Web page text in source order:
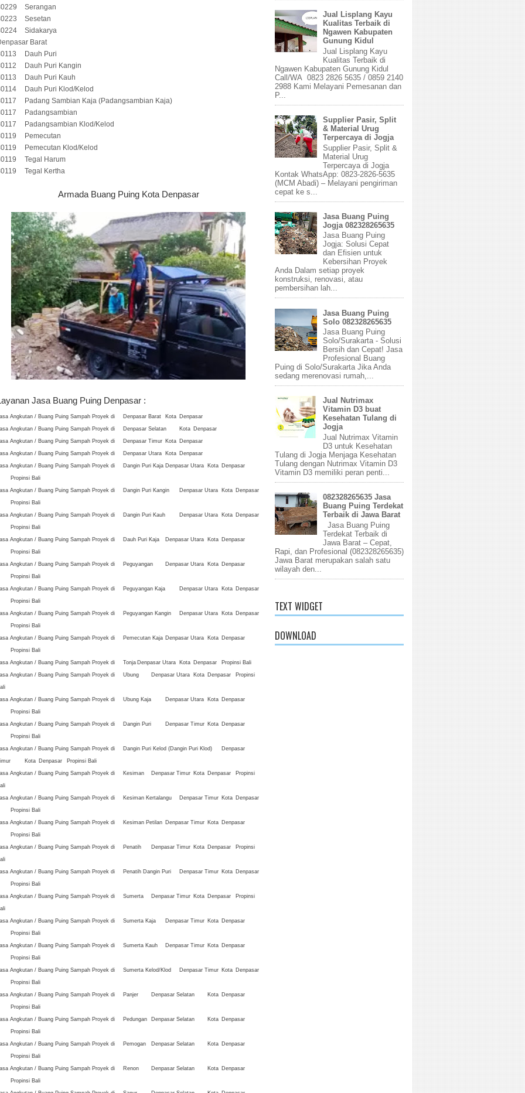
Serangan
Sesetan
Sidakarya
Barat
Dauh Puri
Dauh Puri Kangin
Dauh Puri Kauh
Dauh Puri Klod/Kelod
Padang Sambian Kaja (Padangsambian Kaja)
Padangsambian
Padangsambian Klod/Kelod
Pemecutan
Pemecutan Klod/Kelod
Tegal Harum
Tegal Kertha
Armada Buang Puing Kota Denpasar
Jasa Buang Puing Denpasar :
Angkutan / Buang Puing Sampah Proyek di Denpasar Barat Kota Denpasar
Angkutan / Buang Puing Sampah Proyek di Denpasar Selatan Kota Denpasar
Angkutan / Buang Puing Sampah Proyek di Denpasar Timur Kota Denpasar
Angkutan / Buang Puing Sampah Proyek di Denpasar Utara Kota Denpasar
Angkutan / Buang Puing Sampah Proyek di Dangin Puri Kaja Denpasar Utara Kota Denpasar
Propinsi Bali
Angkutan / Buang Puing Sampah Proyek di Dangin Puri Kangin Denpasar Utara Kota Denpasar
Propinsi Bali
Angkutan / Buang Puing Sampah Proyek di Dangin Puri Kauh Denpasar Utara Kota Denpasar
Propinsi Bali
Angkutan / Buang Puing Sampah Proyek di Dauh Puri Kaja Denpasar Utara Kota Denpasar
Propinsi Bali
Angkutan / Buang Puing Sampah Proyek di Peguyangan Denpasar Utara Kota Denpasar
Propinsi Bali
Angkutan / Buang Puing Sampah Proyek di Peguyangan Kaja Denpasar Utara Kota Denpasar
Propinsi Bali
Angkutan / Buang Puing Sampah Proyek di Peguyangan Kangin Denpasar Utara Kota Denpasar
Propinsi Bali
Angkutan / Buang Puing Sampah Proyek di Pemecutan Kaja Denpasar Utara Kota Denpasar
Propinsi Bali
Angkutan / Buang Puing Sampah Proyek di Tonja Denpasar Utara Kota Denpasar Propinsi Bali
Angkutan / Buang Puing Sampah Proyek di Ubung Denpasar Utara Kota Denpasar Propinsi
Angkutan / Buang Puing Sampah Proyek di Ubung Kaja Denpasar Utara Kota Denpasar
Propinsi Bali
Angkutan / Buang Puing Sampah Proyek di Dangin Puri Denpasar Timur Kota Denpasar
Propinsi Bali
Angkutan / Buang Puing Sampah Proyek di Dangin Puri Kelod (Dangin Puri Klod) Denpasar
Kota Denpasar Propinsi Bali
Angkutan / Buang Puing Sampah Proyek di Kesiman Denpasar Timur Kota Denpasar Propinsi
Angkutan / Buang Puing Sampah Proyek di Kesiman Kertalangu Denpasar Timur Kota Denpasar
Propinsi Bali
Angkutan / Buang Puing Sampah Proyek di Kesiman Petilan Denpasar Timur Kota Denpasar
Propinsi Bali
Angkutan / Buang Puing Sampah Proyek di Penatih Denpasar Timur Kota Denpasar Propinsi
Angkutan / Buang Puing Sampah Proyek di Penatih Dangin Puri Denpasar Timur Kota Denpasar
Propinsi Bali
Angkutan / Buang Puing Sampah Proyek di Sumerta Denpasar Timur Kota Denpasar Propinsi
Angkutan / Buang Puing Sampah Proyek di Sumerta Kaja Denpasar Timur Kota Denpasar
Propinsi Bali
Angkutan / Buang Puing Sampah Proyek di Sumerta Kauh Denpasar Timur Kota Denpasar
Propinsi Bali
Angkutan / Buang Puing Sampah Proyek di Sumerta Kelod/Klod Denpasar Timur Kota Denpasar
Propinsi Bali
Angkutan / Buang Puing Sampah Proyek di Panjer Denpasar Selatan Kota Denpasar
Propinsi Bali
Angkutan / Buang Puing Sampah Proyek di Pedungan Denpasar Selatan Kota Denpasar
Propinsi Bali
Angkutan / Buang Puing Sampah Proyek di Pemogan Denpasar Selatan Kota Denpasar
Propinsi Bali
Angkutan / Buang Puing Sampah Proyek di Renon Denpasar Selatan Kota Denpasar
Propinsi Bali
Jual Lisplang Kayu
Kualitas Terbaik di
Ngawen Kabupaten
Gunung Kidul
Jual Lisplang Kayu
Kualitas Terbaik di
Ngawen Kabupaten Gunung Kidul
Call/WA 0823 2826 5635 / 0859 2140
2988 Kami Melayani Pemesanan dan
P...
Supplier Pasir, Split
& Material Urug
Terpercaya di Jogja
Supplier Pasir, Split &
Material Urug
Terpercaya di Jogja
Kontak WhatsApp: 0823-2826-5635
(MCM Abadi) – Melayani pengiriman
cepat ke s...
Jasa Buang Puing
Jogja 082328265635
Jasa Buang Puing
Jogja: Solusi Cepat
dan Efisien untuk
Kebersihan Proyek
Anda Dalam setiap proyek
konstruksi, renovasi, atau
pembersihan lah...
Jasa Buang Puing
Solo 082328265635
Jasa Buang Puing
Solo/Surakarta - Solusi
Bersih dan Cepat! Jasa
Profesional Buang
Puing di Solo/Surakarta Jika Anda
sedang merenovasi rumah,...
Jual Nutrimax
Vitamin D3 buat
Kesehatan Tulang di
Jogja
Jual Nutrimax Vitamin
D3 untuk Kesehatan
Tulang di Jogja Menjaga Kesehatan
Tulang dengan Nutrimax Vitamin D3
Vitamin D3 memiliki peran penti...
082328265635 Jasa
Buang Puing Terdekat
Terbaik di Jawa Barat
Jasa Buang Puing
Terdekat Terbaik di
Jawa Barat – Cepat,
Rapi, dan Profesional (082328265635)
Jawa Barat merupakan salah satu
wilayah den...
TEXT WIDGET
DOWNLOAD